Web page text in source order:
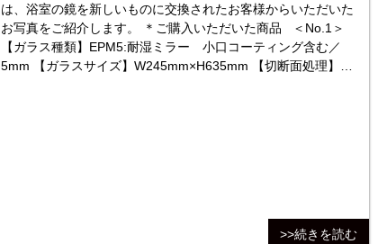
は、浴室の鏡を新しいものに交換されたお客様からいただいた
お写真をご紹介します。 ＊ご購入いただいた商品 ＜No.1＞
【ガラス種類】EPM5:耐湿ミラー 小口コーティング含む／
5mm 【ガラスサイズ】W245mm×H635mm 【切断面処理】全
>>続きを読む